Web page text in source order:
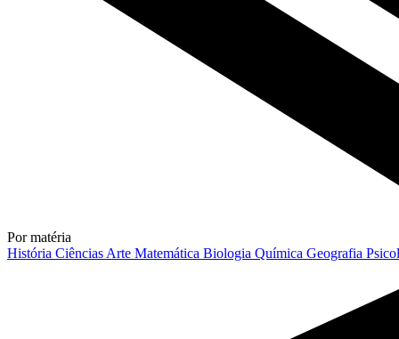
Por matéria
História Ciências Arte Matemática Biologia Química Geografia